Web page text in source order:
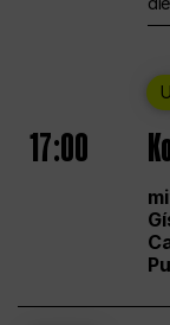
17:00